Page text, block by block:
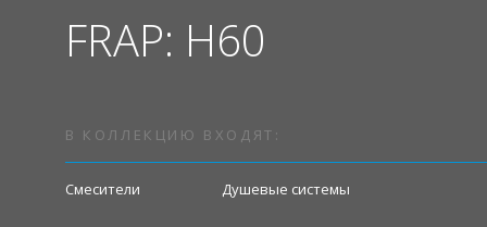
FRAP: H60
В КОЛЛЕКЦИЮ ВХОДЯТ:
Смесители Душевые системы